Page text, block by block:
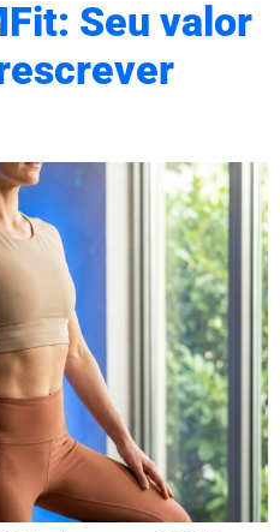
Seu valor